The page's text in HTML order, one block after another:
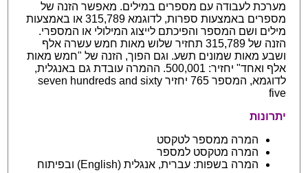
מערכת לעבודה עם מספרים במילים. מאפשר הזנה של
מספרים באמצעות ספרות, לדוגמא 315,789 או באמצעות
מילים ושם המספר והפיכתם לייצוג המילולי או המספרי.
הזנה של 315,789 תחזיר שלוש מאות חמש עשרה אלף
ושבע מאות שמונים תשע. וגם הפוך, הזנה של "חמש מאות
אלף ואחד" יחזיר: 500,001. ההמרה עובדת גם באנגלית,
לדוגמא, המספר 765 יחזיר seven hundreds and sixty
five
יתרונות
המרה ממספר לטקסט
המרה מטקסט למספר
המרה בשפות: עברית, אנגלית (English) ובפיתוח